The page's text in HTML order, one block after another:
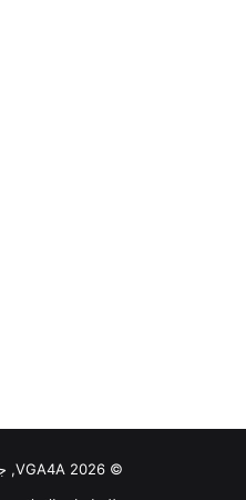
© VGA4A 2026, جميع الحقوق محفوظة